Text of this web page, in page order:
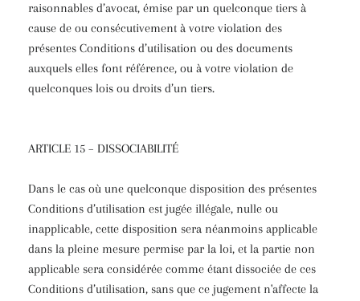
raisonnables d’avocat, émise par un quelconque tiers à
cause de ou consécutivement à votre violation des
présentes Conditions d’utilisation ou des documents
auxquels elles font référence, ou à votre violation de
quelconques lois ou droits d’un tiers.
ARTICLE 15 – DISSOCIABILITÉ
Dans le cas où une quelconque disposition des présentes
Conditions d’utilisation est jugée illégale, nulle ou
inapplicable, cette disposition sera néanmoins applicable
dans la pleine mesure permise par la loi, et la partie non
applicable sera considérée comme étant dissociée de ces
Conditions d’utilisation, sans que ce jugement n'affecte la